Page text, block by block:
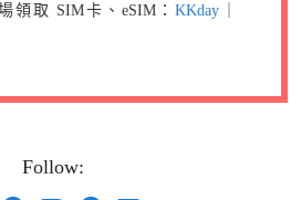
領取 SIM卡、eSIM：KKday
Follow: